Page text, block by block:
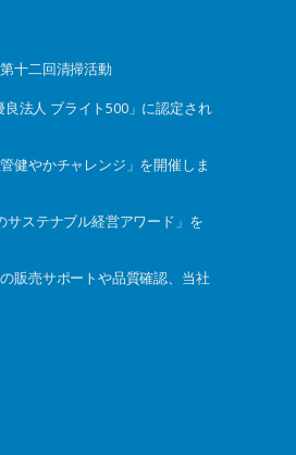
十二回清掃活動
良法人 ブライト500」に認定され
健やかチャレンジ」を開催しま
サステナブル経営アワード」を
販売サポートや品質確認、当社